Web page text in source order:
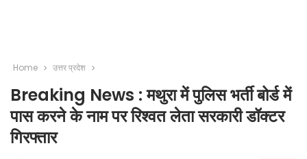
Home उत्तर प्रदेश
Breaking News : मथुरा में पुलिस भर्ती बोर्ड में
पास करने के नाम पर रिश्वत लेता सरकारी डॉक्टर
गिरफ्तार